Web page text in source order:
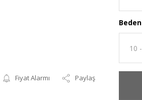
Fiyat Alarmı Paylaş
Beden